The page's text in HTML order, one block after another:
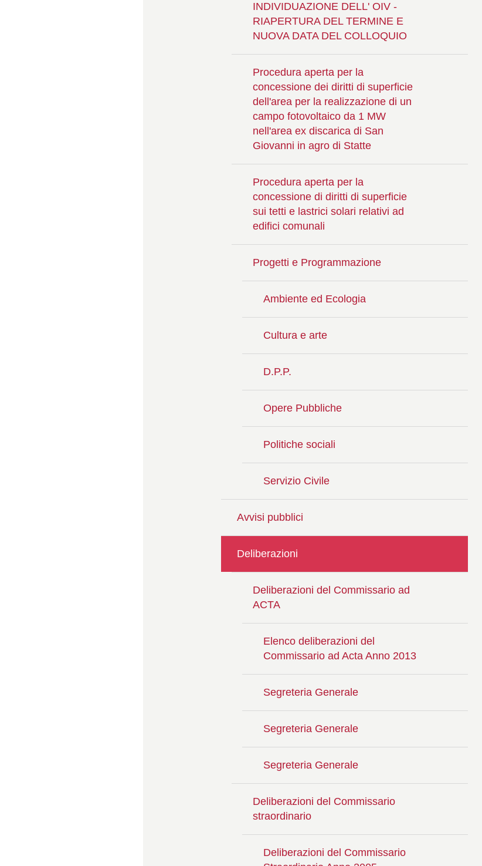
INDIVIDUAZIONE DELL' OIV -
RIAPERTURA DEL TERMINE E
NUOVA DATA DEL COLLOQUIO
Procedura aperta per la
concessione dei diritti di superficie
dell'area per la realizzazione di un
campo fotovoltaico da 1 MW
nell'area ex discarica di San
Giovanni in agro di Statte
Procedura aperta per la
concessione di diritti di superficie
sui tetti e lastrici solari relativi ad
edifici comunali
Progetti e Programmazione
Ambiente ed Ecologia
Cultura e arte
D.P.P.
Opere Pubbliche
Politiche sociali
Servizio Civile
Avvisi pubblici
Deliberazioni
Deliberazioni del Commissario ad
ACTA
Elenco deliberazioni del
Commissario ad Acta Anno 2013
Segreteria Generale
Segreteria Generale
Segreteria Generale
Deliberazioni del Commissario
straordinario
Deliberazioni del Commissario